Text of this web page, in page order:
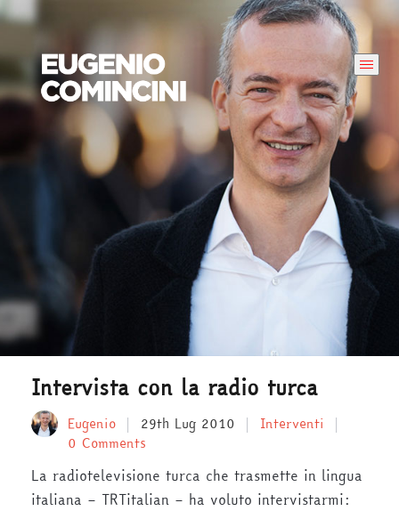
Intervista con la radio turca
Eugenio 29th Lug 2010
Interventi
0 Comments
La radiotelevisione turca che trasmette in lingua
italiana – TRTitalian – ha voluto intervistarmi: